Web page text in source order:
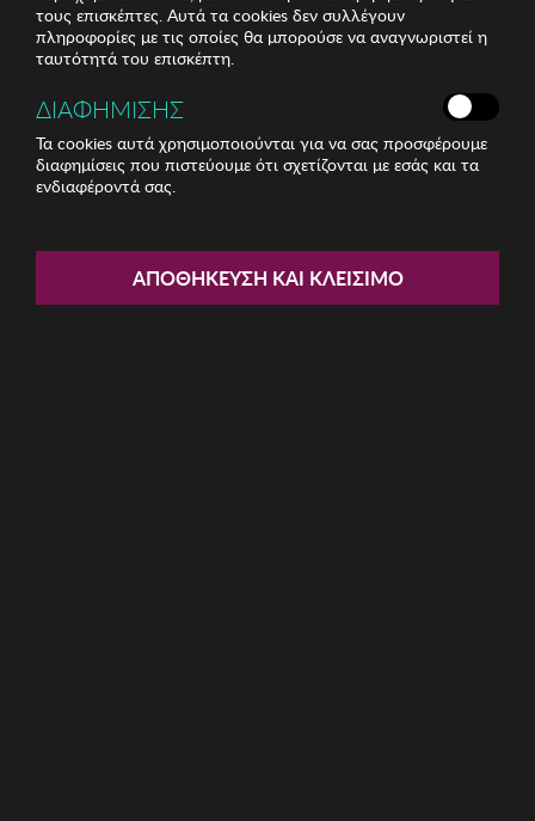
Ανδρικό Πορτοφόλι Garbalia
τους επισκέπτες. Αυτά τα cookies δεν συλλέγουν
πληροφορίες με τις οποίες θα μπορούσε να αναγνωριστεί η
ταυτότητά του επισκέπτη.
ΔΙΑΦΗΜΙΣΗΣ
Τα cookies αυτά χρησιμοποιούνται για να σας προσφέρουμε
διαφημίσεις που πιστεύουμε ότι σχετίζονται με εσάς και τα
ενδιαφέροντά σας.
ΑΠΟΘΉΚΕΥΣΗ ΚΑΙ ΚΛΕΊΣΙΜΟ